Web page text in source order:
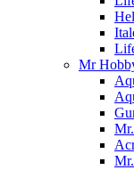
Mr